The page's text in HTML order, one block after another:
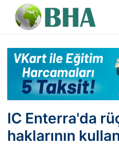
IC Enterra'da
haklarının